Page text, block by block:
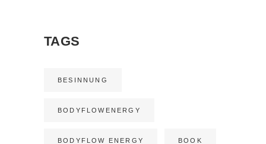
TAGS
BESINNUNG
BODYFLOWENERGY
BODYFLOW ENERGY BOOK